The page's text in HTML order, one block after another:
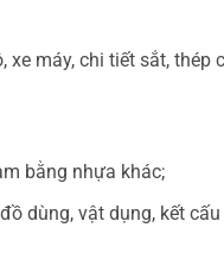
xe máy, chi tiết sắt, thép
bằng nhựa khác;
dùng, vật dụng, kết cấu